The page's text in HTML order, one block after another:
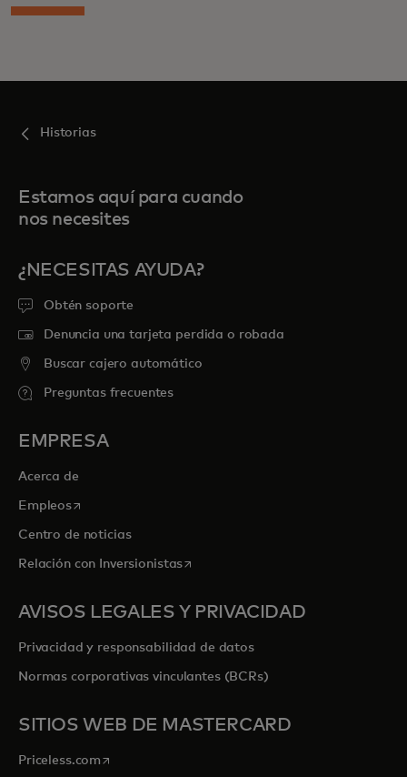
Historias
Estamos aquí para cuando
nos necesites
¿NECESITAS AYUDA?
Obtén soporte
Denuncia una tarjeta perdida o robada
Buscar cajero automático
Preguntas frecuentes
EMPRESA
Acerca de
Empleosse abre en una pestaña nueva
Centro de noticias
Relación con Inversionistasse abre en una pestaña nueva
AVISOS LEGALES Y PRIVACIDAD
Privacidad y responsabilidad de datos
Normas corporativas vinculantes (BCRs)
SITIOS WEB DE MASTERCARD
Priceless.com se abre en una pestaña nueva